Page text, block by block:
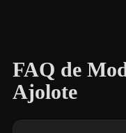
FAQ de
Ajolote